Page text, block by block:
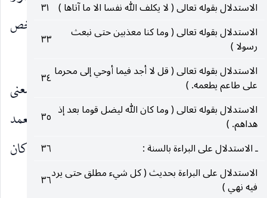
الاستدلال بقوله تعالى ( لا يكلف الله نفسا الا ما آتاها ) ٣١
الاستدلال بقوله تعالى ( وما كنا معذبين حتى نبعث
رسولا )
٣٣
الاستدلال بقوله تعالى ( قل لا أجد فيما أوحي إلى محرما
على طاعم يطعمه. )
٣٤
الاستدلال بقوله تعالى ( وما كان الله ليضل قوما بعد إذ
هداهم. )
٣٥
ـ الاستدلال على البراءة بالسنة :
٣٦
الاستدلال على البراءة بحديث ( كل شيء مطلق حتى يرد
فيه نهي )
٣٦
ـ فانه قد فسرت الآية بدعوى الدين على نفسه لشخص
كذبا ليضر بذلك على الورثة وينقص في مالهم.
فالصحيحان الضرر والضرار من هذه الناحية بمعنى
واحد وانما الفرق بينهما من ناحية أخذ عناية التعمد
والإصرار واتخاذ الذريعة إلى الضرر في الضرار سواء كان
النقص ماديا أو في حق من الحقوق.